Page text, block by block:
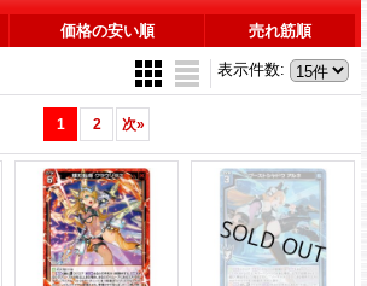
価格の安い順 売れ筋順
表示件数:
1 2 次»